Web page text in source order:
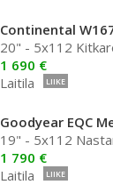
Continental
20" - 5x112
1 690 €
Laitila
LIIKE
Goodyear EQC
19" - 5x112
1 790 €
Laitila
LIIKE